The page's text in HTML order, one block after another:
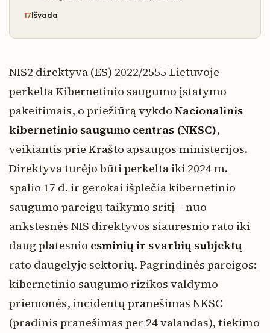
Išvada
NIS2 direktyva (ES) 2022/2555 Lietuvoje
perkelta Kibernetinio saugumo įstatymo
pakeitimais, o priežiūrą vykdo Nacionalinis
kibernetinio saugumo centras (NKSC),
veikiantis prie Krašto apsaugos ministerijos.
Direktyva turėjo būti perkelta iki 2024 m.
spalio 17 d. ir gerokai išplečia kibernetinio
saugumo pareigų taikymo sritį – nuo
ankstesnės NIS direktyvos siauresnio rato iki
daug platesnio esminių ir svarbių subjektų
rato daugelyje sektorių. Pagrindinės pareigos:
kibernetinio saugumo rizikos valdymo
priemonės, incidentų pranešimas NKSC
(pradinis pranešimas per 24 valandas), tiekimo